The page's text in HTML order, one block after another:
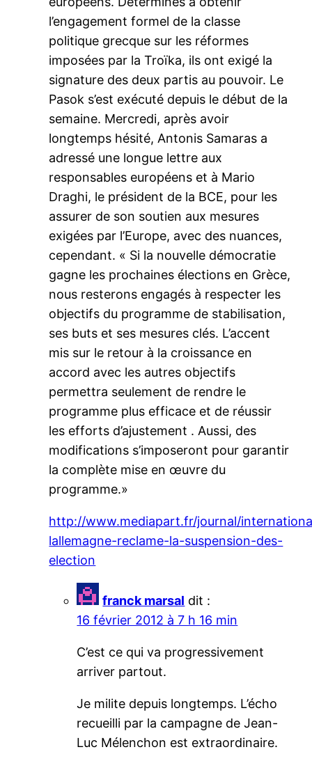
l’engagement formel de la classe
politique grecque sur les réformes
imposées par la Troïka, ils ont exigé la
signature des deux partis au pouvoir. Le
Pasok s’est exécuté depuis le début de la
semaine. Mercredi, après avoir
longtemps hésité, Antonis Samaras a
adressé une longue lettre aux
responsables européens et à Mario
Draghi, le président de la BCE, pour les
assurer de son soutien aux mesures
exigées par l’Europe, avec des nuances,
cependant. « Si la nouvelle démocratie
gagne les prochaines élections en Grèce,
nous resterons engagés à respecter les
objectifs du programme de stabilisation,
ses buts et ses mesures clés. L’accent
mis sur le retour à la croissance en
accord avec les autres objectifs
permettra seulement de rendre le
programme plus efficace et de réussir
les efforts d’ajustement . Aussi, des
modifications s’imposeront pour garantir
la complète mise en œuvre du
programme.»
http://www.mediapart.fr/journal/
lallemagne-reclame-la-suspension-des-
election
franck marsal dit :
16 février 2012 à 7 h 16 min
C’est ce qui va progressivement
arriver partout.
Je milite depuis longtemps. L’écho
recueilli par la campagne de Jean-
Luc Mélenchon est extraordinaire.